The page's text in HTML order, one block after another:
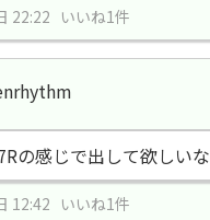
22:22 いいね1件
の感じで出して欲しいな
12:42 いいね1件